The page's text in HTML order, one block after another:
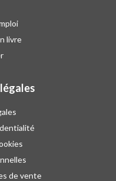
livre
de vente